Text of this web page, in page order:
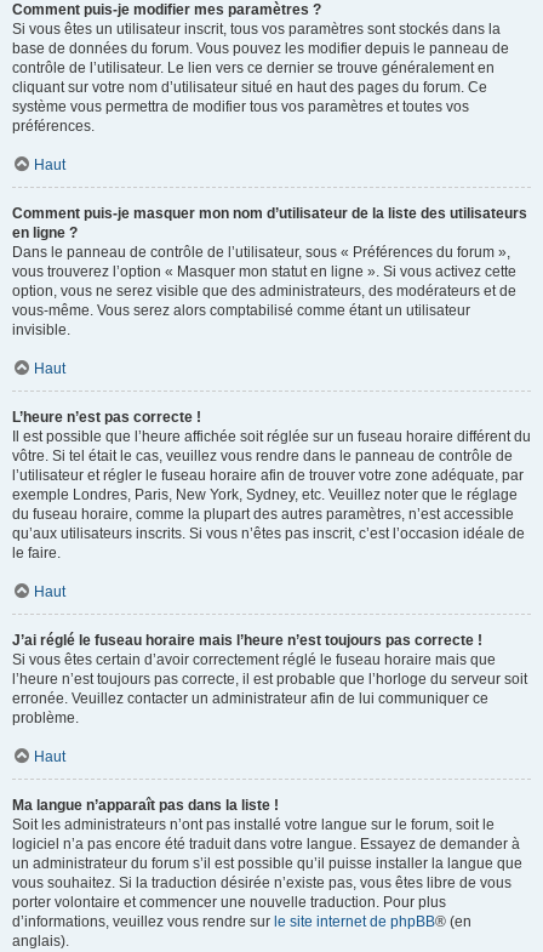
Comment puis-je modifier mes paramètres ?
Si vous êtes un utilisateur inscrit, tous vos paramètres sont stockés dans la
base de données du forum. Vous pouvez les modifier depuis le panneau de
contrôle de l’utilisateur. Le lien vers ce dernier se trouve généralement en
cliquant sur votre nom d’utilisateur situé en haut des pages du forum. Ce
système vous permettra de modifier tous vos paramètres et toutes vos
préférences.
Haut
Comment puis-je masquer mon nom d’utilisateur de la liste des utilisateurs
en ligne ?
Dans le panneau de contrôle de l’utilisateur, sous « Préférences du forum »,
vous trouverez l’option « Masquer mon statut en ligne ». Si vous activez cette
option, vous ne serez visible que des administrateurs, des modérateurs et de
vous-même. Vous serez alors comptabilisé comme étant un utilisateur
invisible.
Haut
L’heure n’est pas correcte !
Il est possible que l’heure affichée soit réglée sur un fuseau horaire différent du
vôtre. Si tel était le cas, veuillez vous rendre dans le panneau de contrôle de
l’utilisateur et régler le fuseau horaire afin de trouver votre zone adéquate, par
exemple Londres, Paris, New York, Sydney, etc. Veuillez noter que le réglage
du fuseau horaire, comme la plupart des autres paramètres, n’est accessible
qu’aux utilisateurs inscrits. Si vous n’êtes pas inscrit, c’est l’occasion idéale de
le faire.
Haut
J’ai réglé le fuseau horaire mais l’heure n’est toujours pas correcte !
Si vous êtes certain d’avoir correctement réglé le fuseau horaire mais que
l’heure n’est toujours pas correcte, il est probable que l’horloge du serveur soit
erronée. Veuillez contacter un administrateur afin de lui communiquer ce
problème.
Haut
Ma langue n’apparaît pas dans la liste !
Soit les administrateurs n’ont pas installé votre langue sur le forum, soit le
logiciel n’a pas encore été traduit dans votre langue. Essayez de demander à
un administrateur du forum s’il est possible qu’il puisse installer la langue que
vous souhaitez. Si la traduction désirée n’existe pas, vous êtes libre de vous
porter volontaire et commencer une nouvelle traduction. Pour plus
d’informations, veuillez vous rendre sur le site internet de phpBB® (en
anglais).